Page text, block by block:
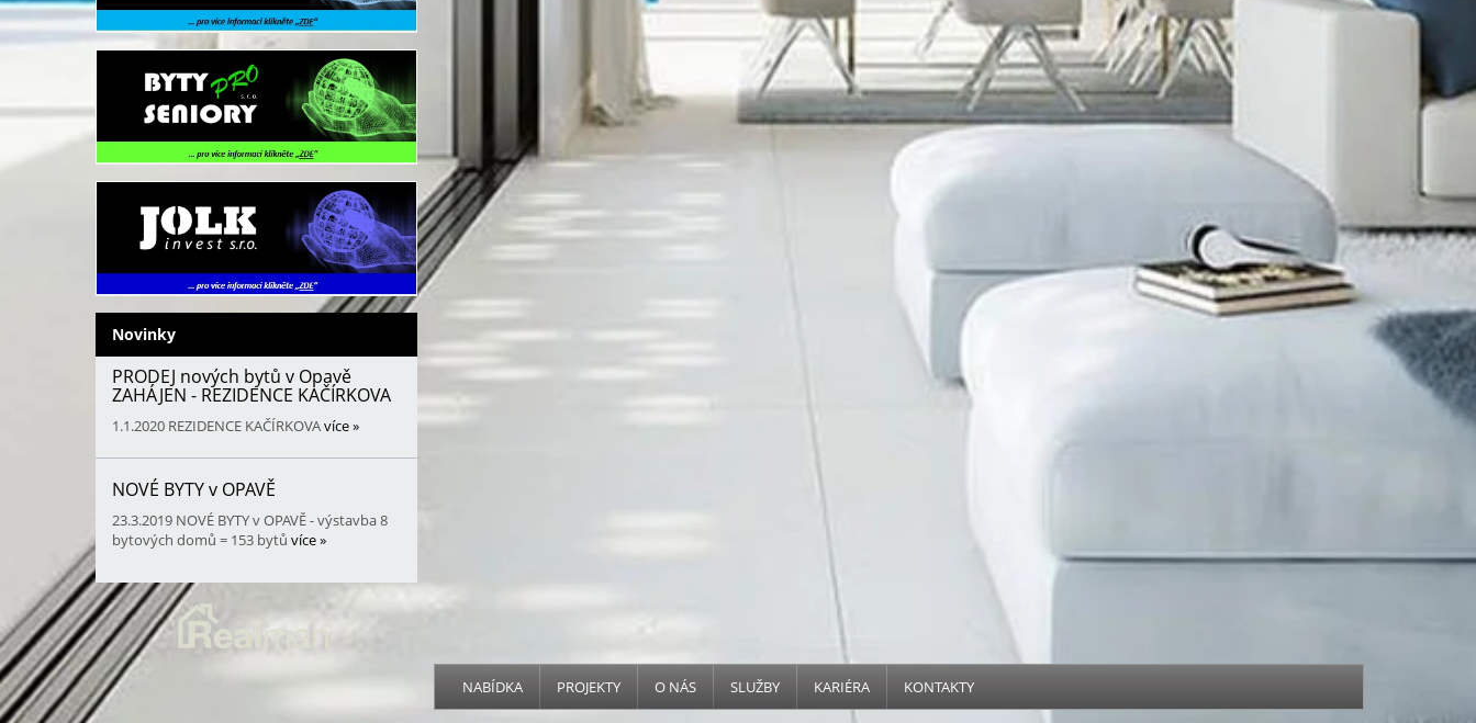
Novinky
PRODEJ nových bytů v Opavě
ZAHÁJEN - REZIDENCE KAČÍRKOVA
1.1.2020 REZIDENCE KAČÍRKOVAvíce »
NOVÉ BYTY v OPAVĚ
23.3.2019 NOVÉ BYTY v OPAVĚ - výstavba 8
bytových domů = 153 bytů více »
NABÍDKA PROJEKTY O NÁS SLUŽBY KARIÉRA KONTAKTY